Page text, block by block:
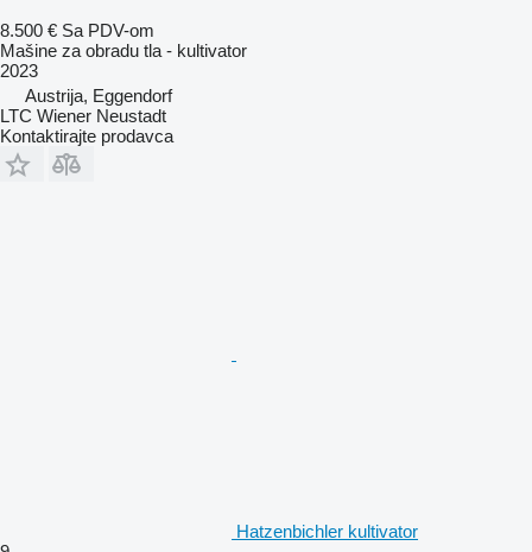
8.500 € Sa PDV-om
Mašine za obradu tla - kultivator
2023
Austrija, Eggendorf
LTC Wiener Neustadt
Kontaktirajte prodavca
Hatzenbichler kultivator